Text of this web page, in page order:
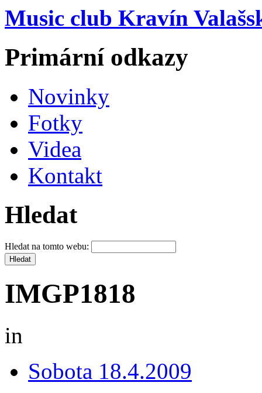
Music club Kravín
Primární odkazy
Novinky
Fotky
Videa
Kontakt
Hledat
Hledat na tomto webu:
IMGP1818
in
Sobota 18.4.2009